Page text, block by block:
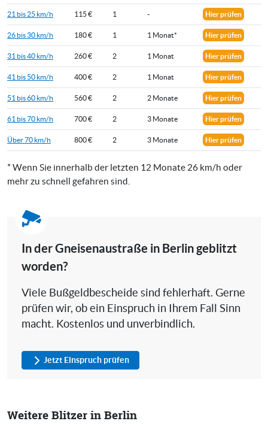
21 bis 25 km/h 115 € 1 - Hier prüfen
26 bis 30 km/h 180 € 1 1 Monat* Hier prüfen
31 bis 40 km/h 260 € 2 1 Monat Hier prüfen
41 bis 50 km/h 400 € 2 1 Monat Hier prüfen
51 bis 60 km/h 560 € 2 2 Monate Hier prüfen
61 bis 70 km/h 700 € 2 3 Monate Hier prüfen
Über 70 km/h 800 € 2 3 Monate Hier prüfen
* Wenn Sie innerhalb der letzten 12 Monate 26 km/h oder
mehr zu schnell gefahren sind.
In der Gneisenaustraße in Berlin geblitzt
worden?
Viele Bußgeldbescheide sind fehlerhaft. Gerne
prüfen wir, ob ein Einspruch in Ihrem Fall Sinn
macht. Kostenlos und unverbindlich.
Jetzt Einspruch prüfen
Weitere Blitzer in Berlin